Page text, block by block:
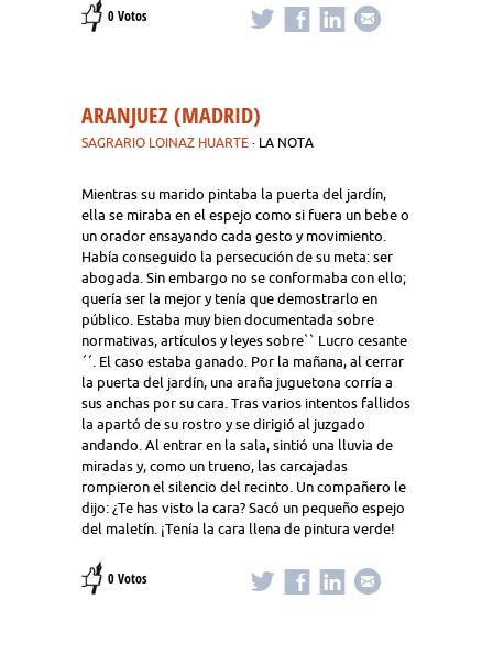
0 Votos
ARANJUEZ (MADRID)
SAGRARIO LOINAZ HUARTE · LA NOTA
Mientras su marido pintaba la puerta del jardín,
ella se miraba en el espejo como si fuera un bebe o
un orador ensayando cada gesto y movimiento.
Había conseguido la persecución de su meta: ser
abogada. Sin embargo no se conformaba con ello;
quería ser la mejor y tenía que demostrarlo en
público. Estaba muy bien documentada sobre
normativas, artículos y leyes sobre`` Lucro cesante
´´. El caso estaba ganado. Por la mañana, al cerrar
la puerta del jardín, una araña juguetona corría a
sus anchas por su cara. Tras varios intentos fallidos
la apartó de su rostro y se dirigió al juzgado
andando. Al entrar en la sala, sintió una lluvia de
miradas y, como un trueno, las carcajadas
rompieron el silencio del recinto. Un compañero le
dijo: ¿Te has visto la cara? Sacó un pequeño espejo
del maletín. ¡Tenía la cara llena de pintura verde!
0 Votos